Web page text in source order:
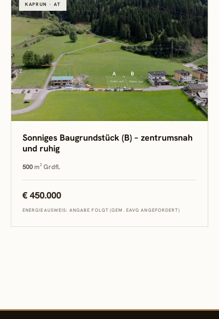
KAPRUN · AT
Sonniges Baugrundstück (B) – zentrumsnah
und ruhig
500 m² Grdfl.
€ 450.000
ENERGIEAUSWEIS: ANGABE FOLGT (GEM. EAVG ANGEFORDERT)